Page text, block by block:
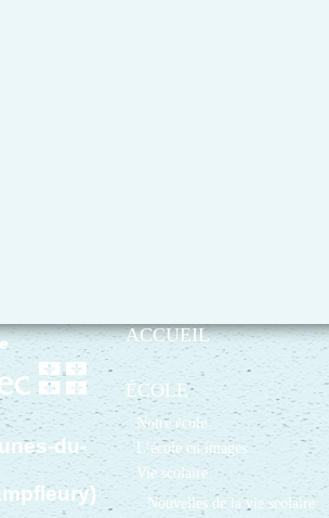
du-
ACCUEIL
ÉCOLE
Notre école
L’école en images
Vie scolaire
Nouvelles de la vie scolaire